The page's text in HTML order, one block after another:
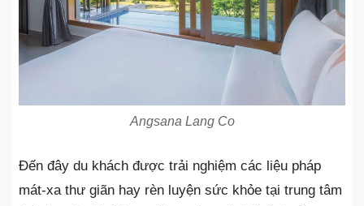
Angsana Lang Co
Đến đây du khách được trải nghiệm các liệu pháp
mát-xa thư giãn hay rèn luyện sức khỏe tại trung tâm